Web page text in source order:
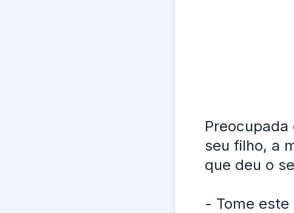
seu filho, a
que deu o
- Tome